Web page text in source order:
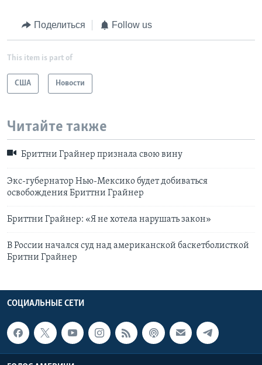
Поделиться Follow us
This item is part of
США Новости
Читайте также
Бриттни Грайнер признала свою вину
Экс-губернатор Нью-Мексико будет добиваться
освобождения Бриттни Грайнер
Бриттни Грайнер: «Я не хотела нарушать закон»
В России начался суд над американской баскетболисткой
Бритни Грайнер
СОЦИАЛЬНЫЕ СЕТИ